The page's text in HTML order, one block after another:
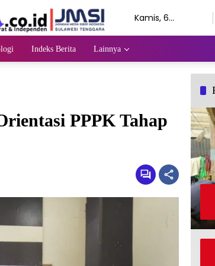
Kamis, 6
Indeks Berita Lainnya
PPPK Tahap